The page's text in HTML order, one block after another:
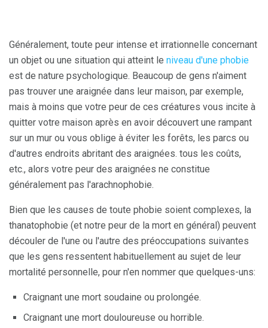
Généralement, toute peur intense et irrationnelle concernant
un objet ou une situation qui atteint le niveau d'une phobie
est de nature psychologique. Beaucoup de gens n'aiment
pas trouver une araignée dans leur maison, par exemple,
mais à moins que votre peur de ces créatures vous incite à
quitter votre maison après en avoir découvert une rampant
sur un mur ou vous oblige à éviter les forêts, les parcs ou
d'autres endroits abritant des araignées. tous les coûts,
etc., alors votre peur des araignées ne constitue
généralement pas l'arachnophobie.
Bien que les causes de toute phobie soient complexes, la
thanatophobie (et notre peur de la mort en général) peuvent
découler de l'une ou l'autre des préoccupations suivantes
que les gens ressentent habituellement au sujet de leur
mortalité personnelle, pour n'en nommer que quelques-uns:
Craignant une mort soudaine ou prolongée.
Craignant une mort douloureuse ou horrible.